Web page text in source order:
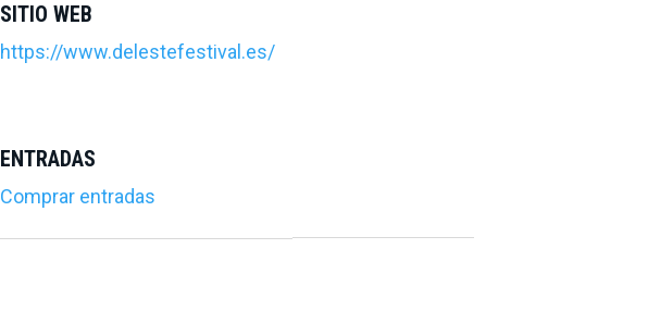
SITIO WEB
https://www.delestefestival.es/
ENTRADAS
Comprar entradas